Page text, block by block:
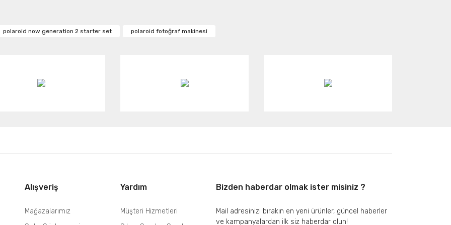
Yorum Yaz
gram (1 lbs)
polaroid now generation 2 starter set polaroid fotoğraf makinesi
Alışveriş
Mağazalarımız
Yardım
Müşteri Hizmetleri
Bizden haberdar olmak ister misiniz ?
Mail adresinizi bırakın en yeni ürünler, güncel haberler
ve kampanyalardan ilk siz haberdar olun!